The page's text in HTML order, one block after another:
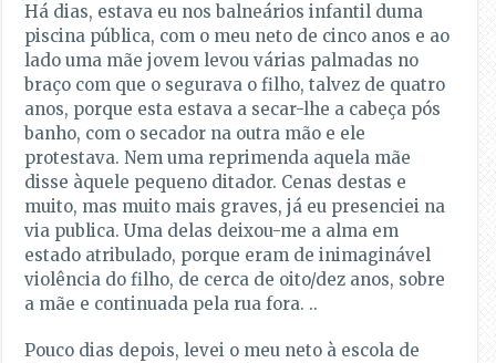
Há dias, estava eu nos balneários infantil duma
piscina pública, com o meu neto de cinco anos e ao
lado uma mãe jovem levou várias palmadas no
braço com que o segurava o filho, talvez de quatro
anos, porque esta estava a secar-lhe a cabeça pós
banho, com o secador na outra mão e ele
protestava. Nem uma reprimenda aquela mãe
disse àquele pequeno ditador. Cenas destas e
muito, mas muito mais graves, já eu presenciei na
via publica. Uma delas deixou-me a alma em
estado atribulado, porque eram de inimaginável
violência do filho, de cerca de oito/dez anos, sobre
a mãe e continuada pela rua fora. ..
Pouco dias depois, levei o meu neto à escola de